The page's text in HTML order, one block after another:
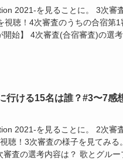
2021-を見ることに。 3次審
聴！4次審査のうちの合宿第1
始】 4次審査(合宿審査)の選
行ける15名は誰？#3〜7感
2021-を見ることに。 2次審
聴！3次審査の様子を見てみる
査の選考内容は？ 歌とグルー